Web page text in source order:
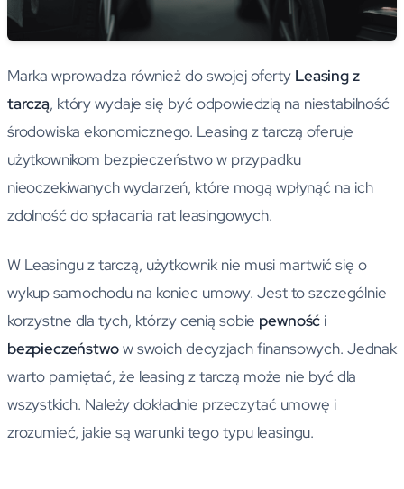
Marka wprowadza również do swojej oferty Leasing z
tarczą, który wydaje się być odpowiedzią na niestabilność
środowiska ekonomicznego. Leasing z tarczą oferuje
użytkownikom bezpieczeństwo w przypadku
nieoczekiwanych wydarzeń, które mogą wpłynąć na ich
zdolność do spłacania rat leasingowych.
W Leasingu z tarczą, użytkownik nie musi martwić się o
wykup samochodu na koniec umowy. Jest to szczególnie
korzystne dla tych, którzy cenią sobie pewność i
bezpieczeństwow swoich decyzjach finansowych. Jednak
warto pamiętać, że leasing z tarczą może nie być dla
wszystkich. Należy dokładnie przeczytać umowę i
zrozumieć, jakie są warunki tego typu leasingu.